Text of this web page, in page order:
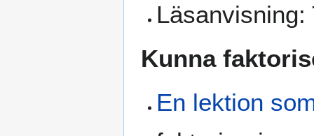
Läsanvisning:
Kunna
En lektion